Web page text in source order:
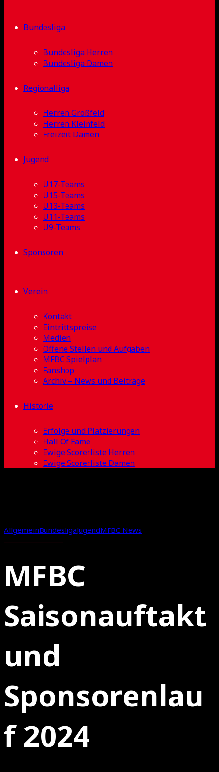
Bundesliga
Bundesliga Herren
Bundesliga Damen
Regionalliga
Herren Großfeld
Herren Kleinfeld
Freizeit Damen
Jugend
U17-Teams
U15-Teams
U13-Teams
U11-Teams
U9-Teams
Sponsoren
Verein
Kontakt
Eintrittspreise
Medien
Offene Stellen und Aufgaben
MFBC Spielplan
Fanshop
Archiv – News und Beiträge
Historie
Erfolge und Platzierungen
Hall Of Fame
Ewige Scorerliste Herren
Ewige Scorerliste Damen
AllgemeinBundesligaJugendMFBC News
MFBC
Saisonauftakt
und
Sponsorenlau
f 2024